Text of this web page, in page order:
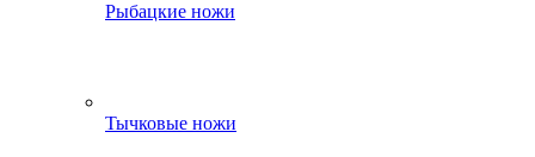
Рыбацкие ножи
Тычковые ножи